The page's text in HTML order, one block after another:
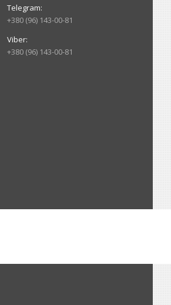
+380 (96) 143-00-81
+380 (96) 143-00-81